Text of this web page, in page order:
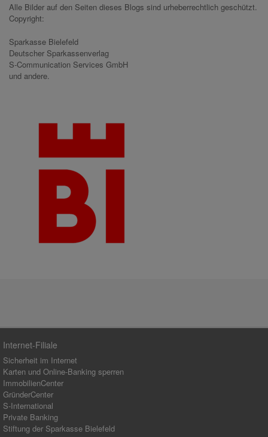
Alle Bilder auf den Seiten dieses Blogs sind urheberrechtlich geschützt.
Copyright:
Sparkasse Bielefeld
Deutscher Sparkassenverlag
S-Communication Services GmbH
und andere.
Internet-Filiale
Sicherheit im Internet
Karten und Online-Banking sperren
ImmobilienCenter
GründerCenter
S-International
Private Banking
Stiftung der Sparkasse Bielefeld